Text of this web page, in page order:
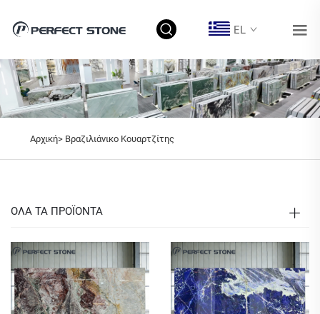
EL
Αρχική> Βραζιλιάνικο Κουαρτζίτης
ΟΛΑ ΤΑ ΠΡΟΪΟΝΤΑ